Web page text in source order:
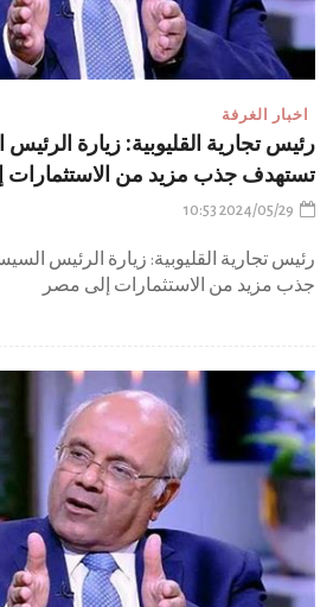
اخبار الغرفة
رئيس تجارية القليوبية: زيارة
تستهدف جذب مزيد من الاستثمارات
2024/05/29 10:53
رئيس تجارية القليوبية: زيارة الرئيس
جذب مزيد من الاستثمارات إلى مصر